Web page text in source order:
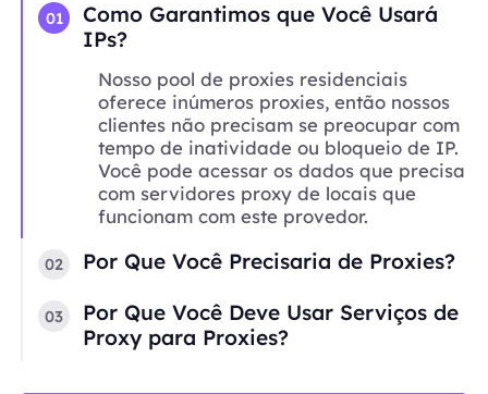
01
Como Garantimos que Você Usará
IPs?
Nosso pool de proxies residenciais
oferece inúmeros proxies, então nossos
clientes não precisam se preocupar com
tempo de inatividade ou bloqueio de IP.
Você pode acessar os dados que precisa
com servidores proxy de locais que
funcionam com este provedor.
02 Por Que Você Precisaria de Proxies?
03
Por Que Você Deve Usar Serviços de
Proxy para Proxies?